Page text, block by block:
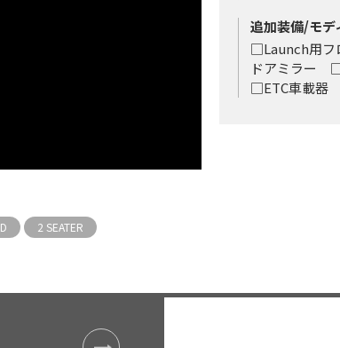
2 SEATER
追加装備/モデ
□Launch用フ
ドアミラー
□ETC車載器